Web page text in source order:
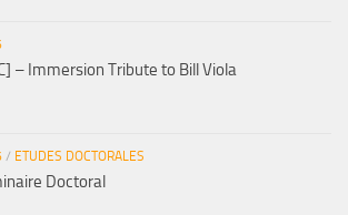
– Immersion Tribute to Bill Viola
/ ETUDES DOCTORALES
Doctoral